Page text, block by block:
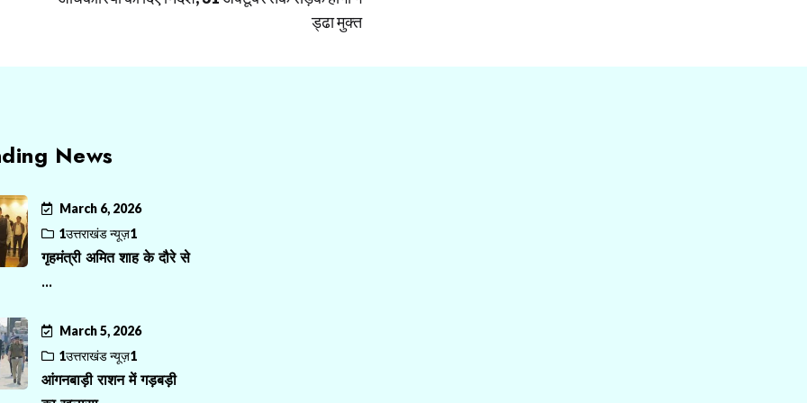
ड्ढा मुक्त
News
March 6, 2026
1उत्तराखंड न्यूज़1
गृहमंत्री अमित शाह के दौरे से
...
March 5, 2026
1उत्तराखंड न्यूज़1
आंगनबाड़ी राशन में गड़बड़ी